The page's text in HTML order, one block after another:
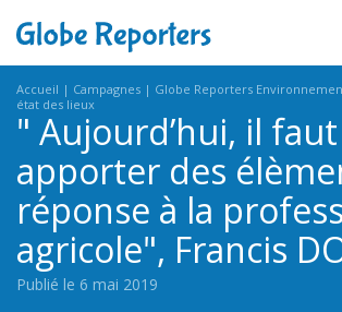
Accueil Campagnes Globe Reporters
état des lieux
" Aujourd’hui, il faut
apporter des
réponse à la
agricole", Francis
Publié le 6 mai 2019